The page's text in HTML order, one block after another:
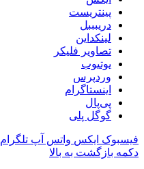
پینتریست
دریبببل
لینکداین
تصاویر فلیکر
یوتیوب
وردپرس
اینستاگرام
پی‌پال
گوگل پلی
فیسبوک ایکس واتس آپ تلگرام
دکمه بازگشت به بالا